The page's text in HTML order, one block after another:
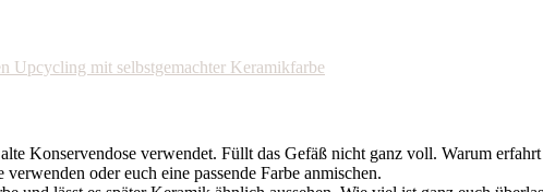
Konservendose verwendet. Füllt das Gefäß nicht ganz voll. Warum
oder euch eine passende Farbe anmischen.